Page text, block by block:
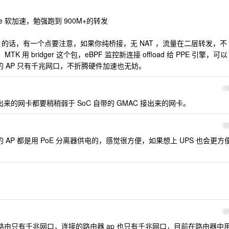
软加速，勉强跑到 900M+的转发
话，有一个点要注意，如果你纯桥接，无 NAT ，流量在二层转发，不
用 bridger 这个包，eBPF 监控新连接 offload 给 PPE 引擎，可以
只有千兆网口，不折腾硬件加速也无妨。
19
的网卡都要稍稍弱于 SoC 自带的 GMAC 接出来的网卡。
20
AP 都是用 PoE 分离器供电的，感觉很方便，如果想上 UPS 也会更方
21
只有千兆网口，连接的路由器 ap 也只有千兆网口，目前在路由器中